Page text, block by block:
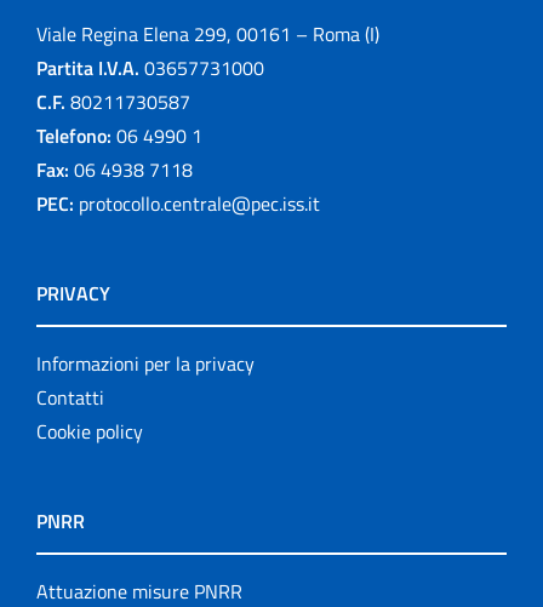
Viale Regina Elena 299, 00161 – Roma (I)
Partita I.V.A. 03657731000
C.F. 80211730587
Telefono: 06 4990 1
Fax: 06 4938 7118
PEC: protocollo.centrale@pec.iss.it
PRIVACY
Informazioni per la privacy
Contatti
Cookie policy
PNRR
Attuazione misure PNRR